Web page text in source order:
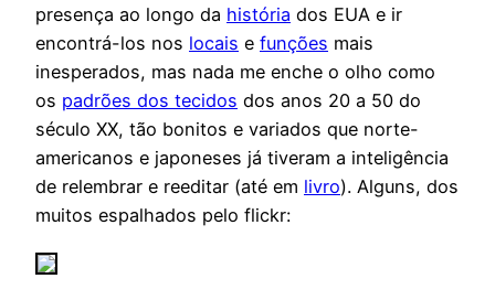
presença ao longo da história dos EUA e ir
encontrá-los nos locais e funções mais
inesperados, mas nada me enche o olho como
os padrões dos tecidos dos anos 20 a 50 do
século XX, tão bonitos e variados que norte-
americanos e japoneses já tiveram a inteligência
de relembrar e reeditar (até em livro). Alguns, dos
muitos espalhados pelo flickr: